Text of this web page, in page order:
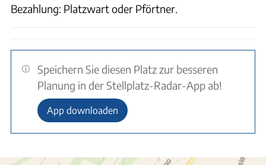
Bezahlung: Platzwart oder Pförtner.
Speichern Sie diesen Platz zur besseren
Planung in der Stellplatz-Radar-App ab!
App downloaden